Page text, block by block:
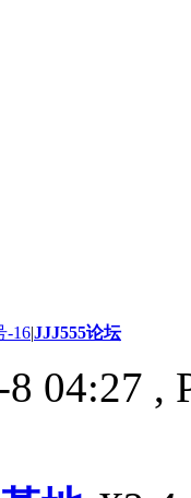
-16|JJJ555论坛
04:27 ,